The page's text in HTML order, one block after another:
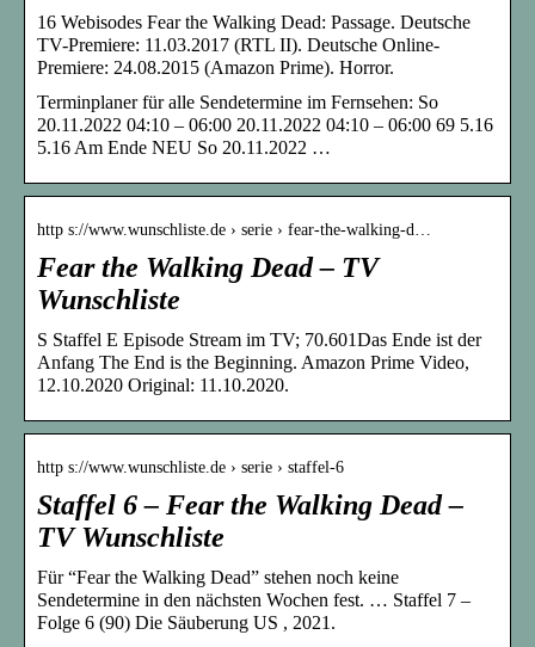
16 Webisodes Fear the Walking Dead: Passage. Deutsche
TV-Premiere: 11.03.2017 (RTL II). Deutsche Online-
Premiere: 24.08.2015 (Amazon Prime). Horror.
Terminplaner für alle Sendetermine im Fernsehen: So
20.11.2022 04:10 – 06:00 20.11.2022 04:10 – 06:00 69 5.16
5.16 Am Ende NEU So 20.11.2022 …
http s://www.wunschliste.de › serie › fear-the-walking-d…
Fear the Walking Dead – TV
Wunschliste
S Staffel E Episode Stream im TV; 70.601Das Ende ist der
Anfang The End is the Beginning. Amazon Prime Video,
12.10.2020 Original: 11.10.2020.
http s://www.wunschliste.de › serie › staffel-6
Staffel 6 – Fear the Walking Dead –
TV Wunschliste
Für “Fear the Walking Dead” stehen noch keine
Sendetermine in den nächsten Wochen fest. … Staffel 7 –
Folge 6 (90) Die Säuberung US , 2021.